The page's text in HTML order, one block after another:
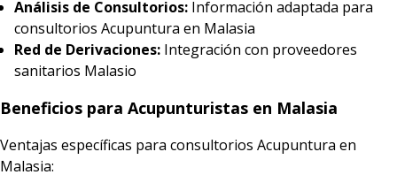
Análisis de Consultorios: Información adaptada para
consultorios Acupuntura en Malasia
Red de Derivaciones: Integración con proveedores
sanitarios Malasio
Beneficios para Acupunturistas en Malasia
Ventajas específicas para consultorios Acupuntura en
Malasia: